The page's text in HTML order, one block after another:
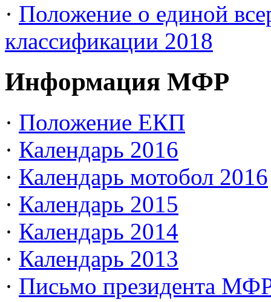
· Положение о единой
классификации 2018
Информация МФР
· Положение ЕКП
· Календарь 2016
· Календарь мотобол 2016
· Календарь 2015
· Календарь 2014
· Календарь 2013
· Письмо президента